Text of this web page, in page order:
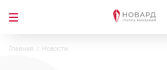
Главная Новости